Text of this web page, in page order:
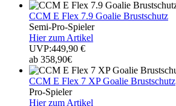
CCM E Flex 7.9 Goalie Brustschutz
Semi-Pro-Spieler
Hier zum Artikel
UVP:449,90 €
ab 358,90€
CCM E Flex 7 XP Goalie Brustschutz
Pro-Spieler
Hier zum Artikel